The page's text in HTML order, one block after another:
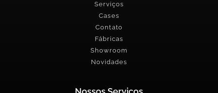
Serviços
Cases
Contato
Fábricas
Showroom
Novidades